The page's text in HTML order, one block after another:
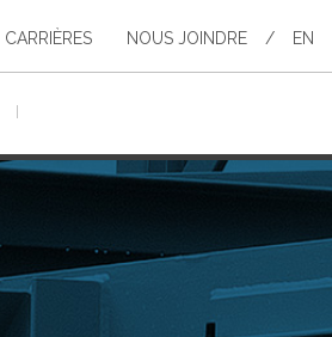
EN
/
CARRIÈRES NOUS JOINDRE